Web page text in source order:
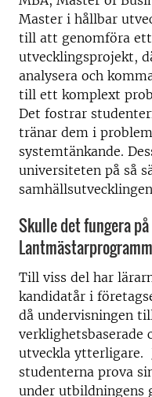
Master i hållbar
till att genomföra
utvecklingsprojekt,
analysera och
till ett komplext
Det fostrar
tränar dem i
systemtänkande.
universiteten på så
Skulle det fungera
Till viss del har
kandidatår i
då undervisningen
verklighetsbaserade
utveckla ytterligare.
studenterna prova
under utbildningens